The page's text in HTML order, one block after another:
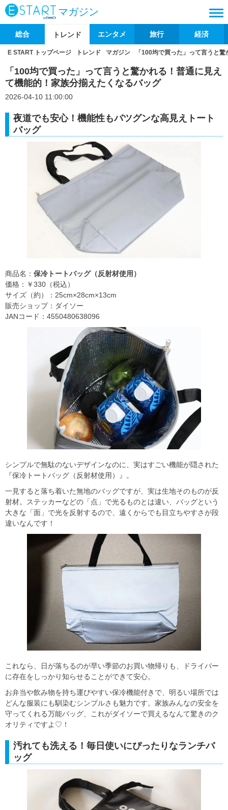
マガジン
総合 トレンド エンタメ 旅行 経済
E START トップページ トレンド マガジン 「100均で買った」って言うと
「100均で買った」って言うと驚かれる！普通に見え
て機能的！家族分揃えたくなるバッグ
2026-04-10 11:00:00
夜道でも安心！機能性もバツグンな高見えトート
バッグ
商品名： 保冷トートバッグ（反射材使用）
価格：￥330（税込）
サイズ（約）：25cm×28cm×13cm
販売ショップ：ダイソー
JANコード：4550480638096
シンプルで無駄のないデザインなのに、実はすごい機能が隠された
『保冷トートバッグ（反射材使用）』。
一見すると落ち着いた無地のバッグですが、実は生地そのものが反
射材。ステッカーなどの「点」で光るものとは違い、バッグという
大きな「面」で光を反射するので、遠くからでも目立ちやすさが段
違いなんです！
これなら、日が落ちるのが早い季節のお買い物帰りも、ドライバー
に存在をしっかり知らせることができて安心。
お弁当や飲み物を持ち運びやすい保冷機能付きで、明るい場所では
どんな服装にも馴染むシンプルさも魅力です。家族みんなの安全を
守ってくれる万能バッグ、これがダイソーで買えるなんて驚きのク
オリティですよ♡！
汚れても洗える！毎日使いにぴったりなランチバ
ッグ